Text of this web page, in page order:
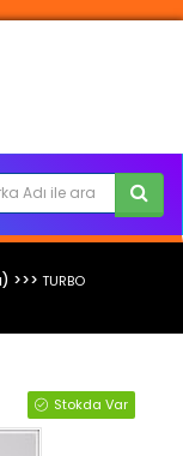
>>> TURBO
Stokda Var